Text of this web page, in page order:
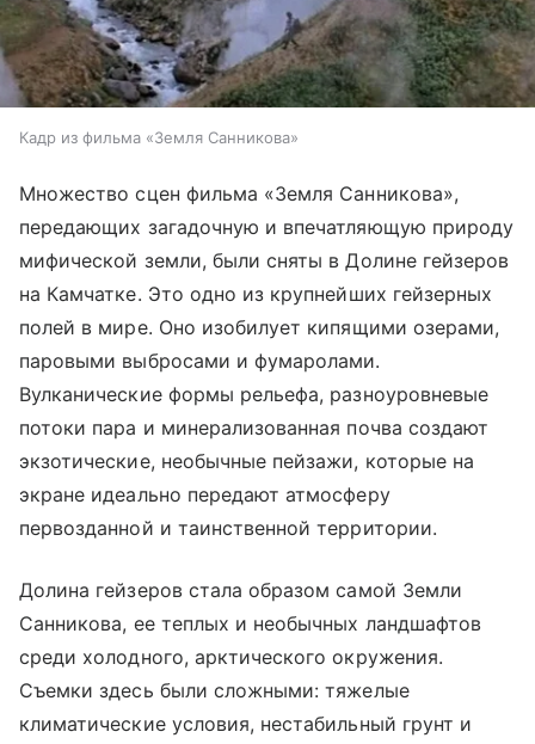
Кадр из фильма «Земля Санникова»
Множество сцен фильма «Земля Санникова»,
передающих загадочную и впечатляющую природу
мифической земли, были сняты в Долине гейзеров
на Камчатке. Это одно из крупнейших гейзерных
полей в мире. Оно изобилует кипящими озерами,
паровыми выбросами и фумаролами.
Вулканические формы рельефа, разноуровневые
потоки пара и минерализованная почва создают
экзотические, необычные пейзажи, которые на
экране идеально передают атмосферу
первозданной и таинственной территории.
Долина гейзеров стала образом самой Земли
Санникова, ее теплых и необычных ландшафтов
среди холодного, арктического окружения.
Съемки здесь были сложными: тяжелые
климатические условия, нестабильный грунт и